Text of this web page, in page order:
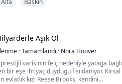
korkutmak için anlatılan vahşi canavar
ayaklarının dibine düşüyordu ve Aife,
Alfa Baskın
Aşık Ol
·Tamamlandı · Nora Hoover
varisinin felç nedeniyle yatağa bağlı
bir eşe ihtiyaç duyduğu fısıldanıyor. Kırsal
evlatlık kızı Reese Brooks, kendini